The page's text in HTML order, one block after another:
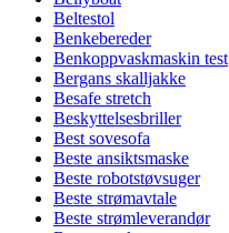
Beltestol
Benkebereder
Benkoppvaskmaskin test
Bergans skalljakke
Besafe stretch
Beskyttelsesbriller
Best sovesofa
Beste ansiktsmaske
Beste robotstøvsuger
Beste strømavtale
Beste strømleverandør